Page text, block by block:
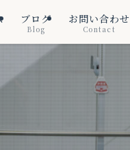
ブログ
Blog
お問い合わせ
Contact